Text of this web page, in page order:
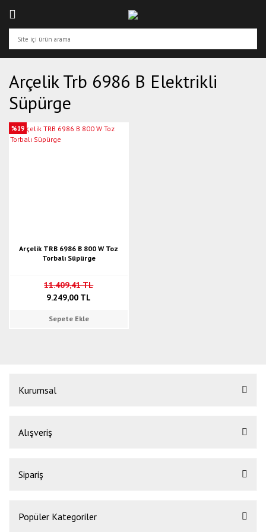
Arçelik Trb 6986 B Elektrikli
Süpürge
%19
Arçelik TRB 6986 B 800 W Toz
Torbalı Süpürge
11.409,41 TL
9.249,00 TL
Sepete Ekle
Kurumsal
Alışveriş
Sipariş
Popüler Kategoriler